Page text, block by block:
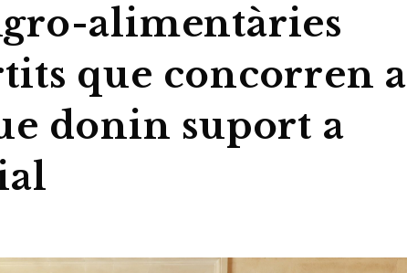
alimentàries
que concorren a
donin suport a